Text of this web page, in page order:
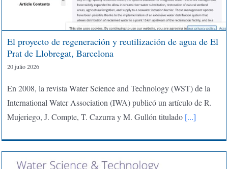
El proyecto de regeneración y reutilización de agua de El
Prat de Llobregat, Barcelona
20 julio 2026
En 2008, la revista Water Science and Technology (WST) de la
International Water Association (IWA) publicó un artículo de R.
Mujeriego, J. Compte, T. Cazurra y M. Gullón titulado[...]